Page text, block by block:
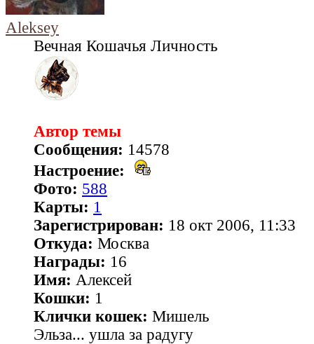
Aleksey
Вечная Кошачья Личность
Автор темы
Сообщения: 14578
Настроение:
Фото: 588
Карты: 1
Зарегистрирован: 18 окт 2006, 11:33
Откуда: Москва
Награды: 16
Имя: Алексей
Кошки: 1
Клички кошек: Мишель
Эльза... ушла за радугу